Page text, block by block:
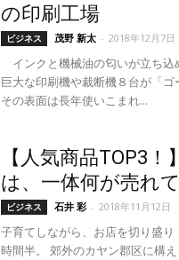
の印刷工場
ビジネス 茂野 新太 - 2018年12月7日
インクと機械油の匂いが立ち込
巨大な印刷機や裁断機８台が「ゴ
その表面は長年使いこまれ...
【人気商品TOP3
は、一体何が売れ
ビジネス 石井 彩 - 2018年11月12日
子育てしながら、お店を切り盛
時間半。 郊外のカヤン郡区に構